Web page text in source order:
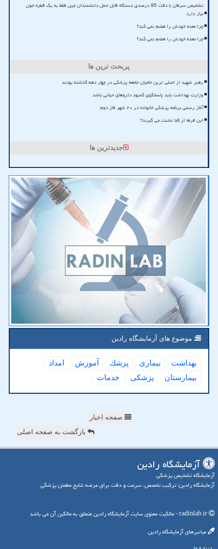
تشخیص سرطان با دقت 95 درصدی دستگاه قابل حمل دانشمندان چین فقط به یک قطره خون
نیاز دارد
چرا معده خودش را هضم نمی کند؟
چرا معده خودش را هضم نمی کند؟
پربحث ترین ها
رهبر شهید از اصلی ترین حامیان جامعه پزشکی در چهار دهه گذشته بودند
وزارت بهداشت باید پاسخگوی کمبود داروهای حیاتی باشد
آغاز رسمی برنامه پزشکی خانواده در ۲۰ شهر فاز دوم
این فرها از کجا نشئت می گیرند؟
جدیدترین ها
موضوع های آزمایشگاه رادین
بهداشت بیماری پزشك آموزش
امداد
بیمارستان
پزشكی خدمات
صفحه اخبار
بازگشت به صفحه اصلی
آزمایشگاه رادین
آزمایشگاه تشخیص پزشکی
آزمایشگاه رادین؛ ترکیب تخصص، سرعت و دقت برای عرضه نتایج مطمئن پزشکی
میانبرهای آزمایشگاه رادین